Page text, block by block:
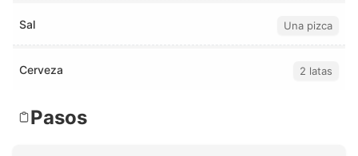
Sal Una pizca
Cerveza 2 latas
Pasos